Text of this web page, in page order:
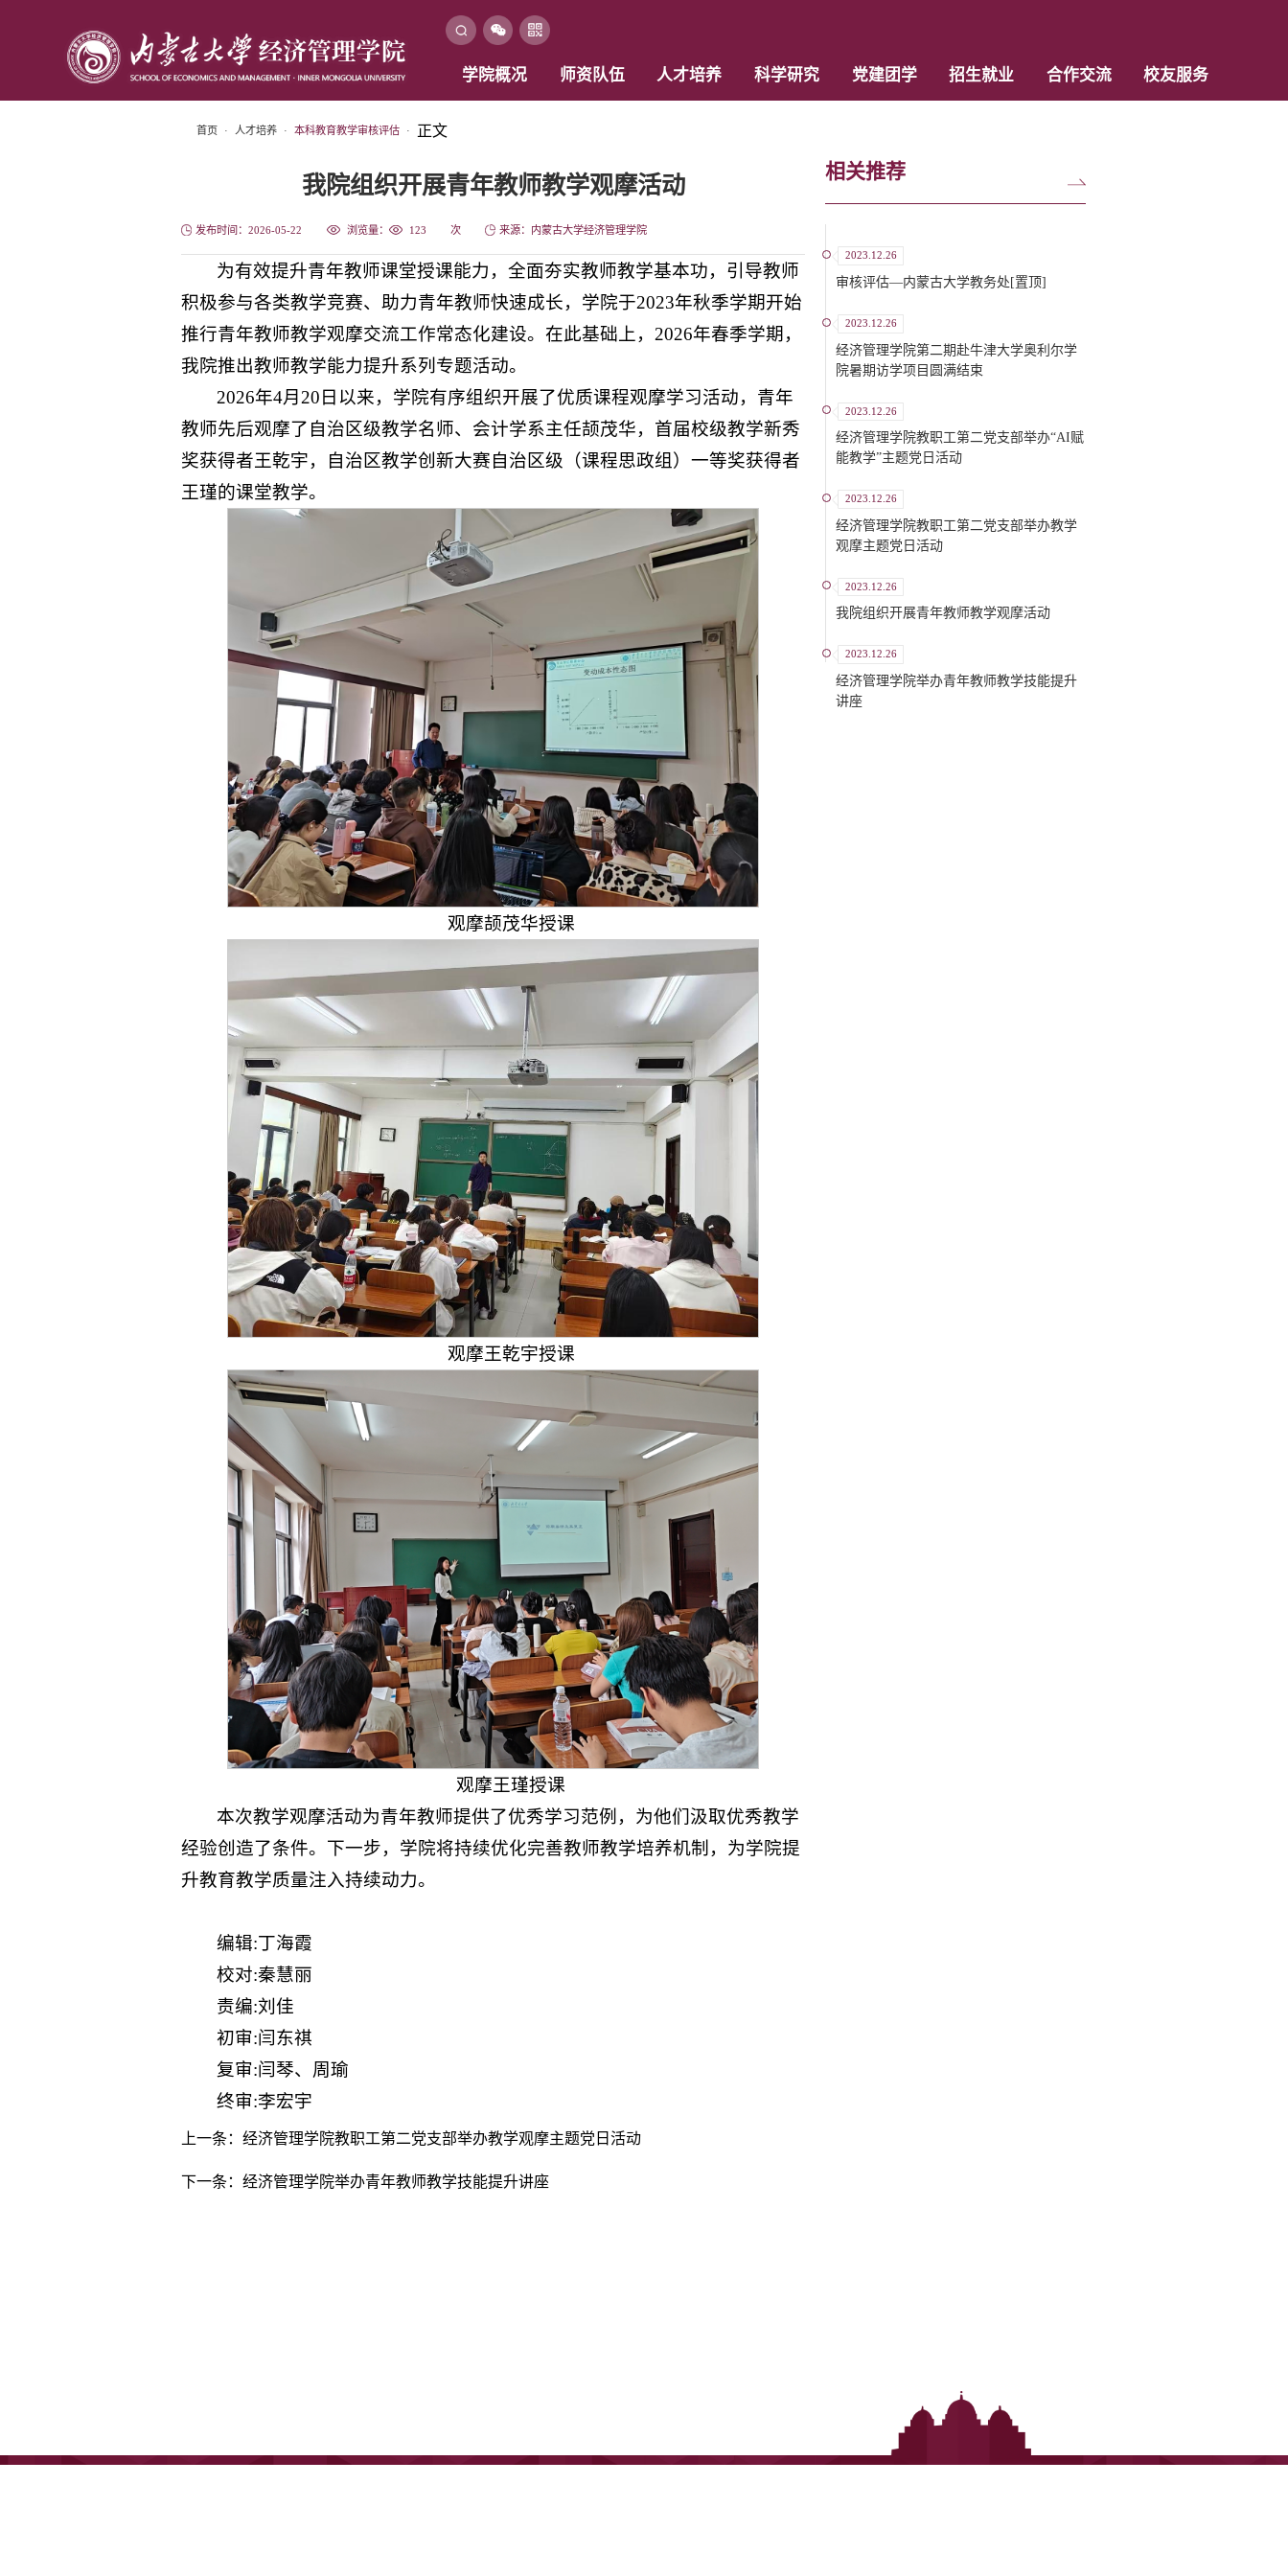
学院概况 师资队伍 人才培养 科学研究 党建团学 招生就业 合作交流 校友服务
首页 · 人才培养 · 本科教育教学审核评估 · 正文
我院组织开展青年教师教学观摩活动
发布时间：2026-05-22 浏览量： 123 次 来源：内蒙古大学经济管理学院
为有效提升青年教师课堂授课能力，全面夯实教师教学基本功，引导教师
积极参与各类教学竞赛、助力青年教师快速成长，学院于2023年秋季学期开始
推行青年教师教学观摩交流工作常态化建设。在此基础上，2026年春季学期，
我院推出教师教学能力提升系列专题活动。
2026年4月20日以来，学院有序组织开展了优质课程观摩学习活动，青年
教师先后观摩了自治区级教学名师、会计学系主任颉茂华，首届校级教学新秀
奖获得者王乾宇，自治区教学创新大赛自治区级（课程思政组）一等奖获得者
王瑾的课堂教学。
观摩颉茂华授课
观摩王乾宇授课
观摩王瑾授课
本次教学观摩活动为青年教师提供了优秀学习范例，为他们汲取优秀教学
经验创造了条件。下一步，学院将持续优化完善教师教学培养机制，为学院提
升教育教学质量注入持续动力。
编辑:丁海霞
校对:秦慧丽
责编:刘佳
初审:闫东祺
复审:闫琴、周瑜
终审:李宏宇
上一条： 经济管理学院教职工第二党支部举办教学观摩主题党日活动
下一条： 经济管理学院举办青年教师教学技能提升讲座
相关推荐
2023.12.26
审核评估—内蒙古大学教务处[置顶]
2023.12.26
经济管理学院第二期赴牛津大学奥利尔学
院暑期访学项目圆满结束
2023.12.26
经济管理学院教职工第二党支部举办“AI赋
能教学”主题党日活动
2023.12.26
经济管理学院教职工第二党支部举办教学
观摩主题党日活动
2023.12.26
我院组织开展青年教师教学观摩活动
2023.12.26
经济管理学院举办青年教师教学技能提升
讲座